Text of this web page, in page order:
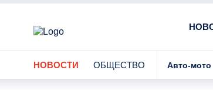
Кузбасса Пандемия коронавирусной
НОВОСТИ ОБЩЕСТВО Авто-мото